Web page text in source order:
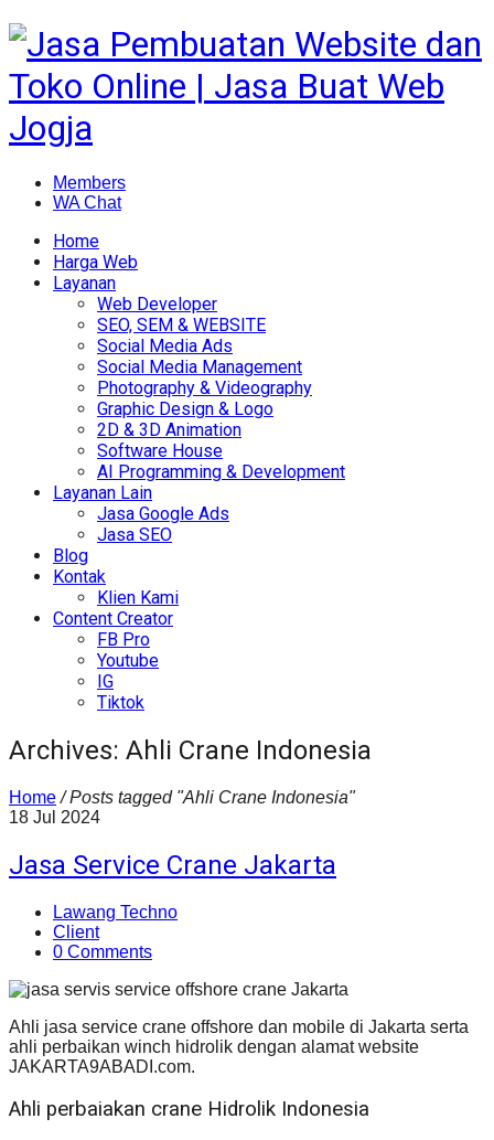
Members
WA Chat
Home
Harga Web
Layanan
Web Developer
SEO, SEM & WEBSITE
Social Media Ads
Social Media Management
Photography & Videography
Graphic Design & Logo
2D & 3D Animation
Software House
AI Programming & Development
Layanan Lain
Jasa Google Ads
Jasa SEO
Blog
Kontak
Klien Kami
Content Creator
FB Pro
Youtube
IG
Tiktok
Archives: Ahli Crane Indonesia
Home / Posts tagged "Ahli Crane Indonesia"
18 Jul 2024
Jasa Service Crane Jakarta
Lawang Techno
Client
0 Comments
Ahli jasa service crane offshore dan mobile di Jakarta serta
ahli perbaikan winch hidrolik dengan alamat website
JAKARTA9ABADI.com.
Ahli perbaiakan crane Hidrolik Indonesia